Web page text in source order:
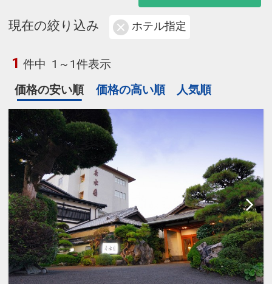
現在の絞り込み ホテル指定
1 件中 1～1件表示
価格の安い順
価格の高い順 人気順